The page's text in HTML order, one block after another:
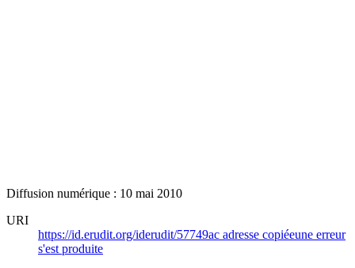
Diffusion numérique : 10 mai 2010
URI
https://id.erudit.org/iderudit/57749ac adresse copiéeune erreur
s'est produite